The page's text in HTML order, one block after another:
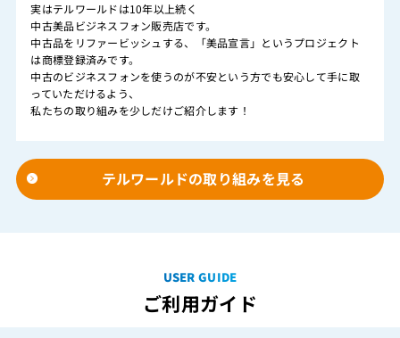
実はテルワールドは10年以上続く
中古美品ビジネスフォン販売店です。
中古品をリファービッシュする、「美品宣言」というプロジェクト
は商標登録済みです。
中古のビジネスフォンを使うのが不安という方でも安心して手に取
っていただけるよう、
私たちの取り組みを少しだけご紹介します！
テルワールドの取り組みを見る
USER GUIDE
ご利用ガイド